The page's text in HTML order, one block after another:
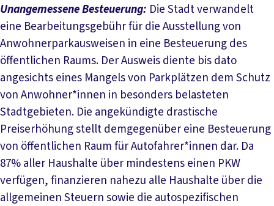
Unangemessene Besteuerung: Die Stadt verwandelt
eine Bearbeitungsgebühr für die Ausstellung von
Anwohnerparkausweisen in eine Besteuerung des
öffentlichen Raums. Der Ausweis diente bis dato
angesichts eines Mangels von Parkplätzen dem Schutz
von Anwohner*innen in besonders belasteten
Stadtgebieten. Die angekündigte drastische
Preiserhöhung stellt demgegenüber eine Besteuerung
von öffentlichen Raum für Autofahrer*innen dar. Da
87% aller Haushalte über mindestens einen PKW
verfügen, finanzieren nahezu alle Haushalte über die
allgemeinen Steuern sowie die autospezifischen